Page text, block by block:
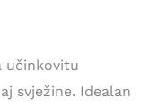
učinkovitu
svježine. Idealan